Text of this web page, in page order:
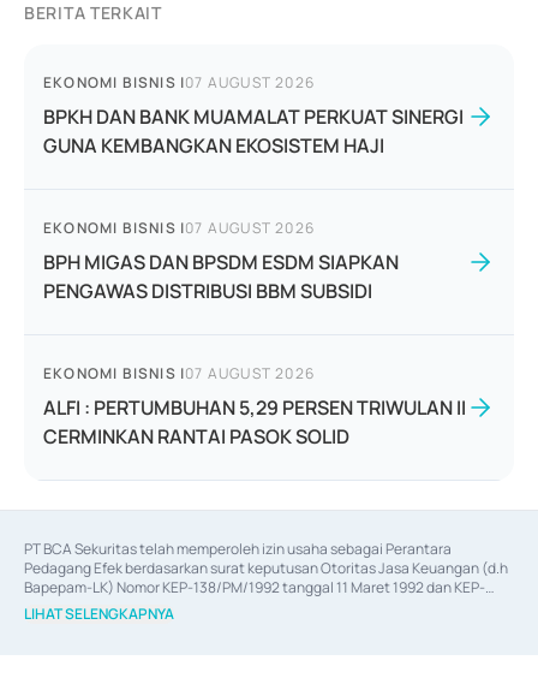
BERITA TERKAIT
EKONOMI BISNIS |07 AUGUST 2026
BPKH DAN BANK MUAMALAT PERKUAT SINERGI
GUNA KEMBANGKAN EKOSISTEM HAJI
EKONOMI BISNIS |07 AUGUST 2026
BPH MIGAS DAN BPSDM ESDM SIAPKAN
PENGAWAS DISTRIBUSI BBM SUBSIDI
EKONOMI BISNIS |07 AUGUST 2026
ALFI : PERTUMBUHAN 5,29 PERSEN TRIWULAN II
CERMINKAN RANTAI PASOK SOLID
PT BCA Sekuritas telah memperoleh izin usaha sebagai Perantara
Pedagang Efek berdasarkan surat keputusan Otoritas Jasa Keuangan (d.h
Bapepam-LK) Nomor KEP-138/PM/1992 tanggal 11 Maret 1992 dan KEP-
06/D.04/2014 tanggal 28 Februari 2014, izin usaha sebagai Penjamin Emisi
Efek berdasarkan surat keputusan Otoritas Jasa Keuangan Nomor KEP-
LIHAT SELENGKAPNYA